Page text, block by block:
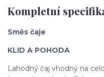
Kompletní
Směs čaje
KLID A POHODA
Lahodný čaj vhodný na